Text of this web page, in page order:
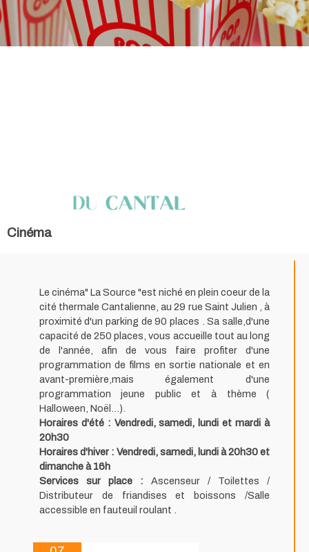
Cinéma
Le cinéma" La Source "est niché en plein coeur de la
cité thermale Cantalienne, au 29 rue Saint Julien , à
proximité d'un parking de 90 places . Sa salle,d'une
capacité de 250 places, vous accueille tout au long
de l'année, afin de vous faire profiter d'une
programmation de films en sortie nationale et en
avant-première,mais également d'une
programmation jeune public et à thème (
Halloween, Noël...).
Horaires d'été : Vendredi, samedi, lundi et mardi à
20h30
Horaires d'hiver : Vendredi, samedi, lundi à 20h30 et
dimanche à 16h
Services sur place : Ascenseur / Toilettes /
Distributeur de friandises et boissons /Salle
accessible en fauteuil roulant .